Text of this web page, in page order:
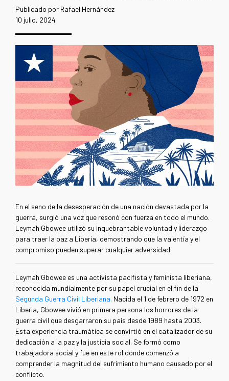
Publicado por Rafael Hernández
10 julio, 2024
En el seno de la desesperación de una nación devastada por la
guerra, surgió una voz que resonó con fuerza en todo el mundo.
Leymah Gbowee utilizó su inquebrantable voluntad y liderazgo
para traer la paz a Liberia, demostrando que la valentía y el
compromiso pueden superar cualquier adversidad.
Leymah Gbowee es una activista pacifista y feminista​ liberiana,
reconocida mundialmente por su papel crucial en el fin de la
Segunda Guerra Civil Liberiana. Nacida el 1 de febrero de 1972 en
Liberia, Gbowee vivió en primera persona los horrores de la
guerra civil que desgarraron su país desde 1989 hasta 2003.
Esta experiencia traumática se convirtió en el catalizador de su
dedicación a la paz y la justicia social. Se formó como
trabajadora social y fue en este rol donde comenzó a
comprender la magnitud del sufrimiento humano causado por el
conflicto.